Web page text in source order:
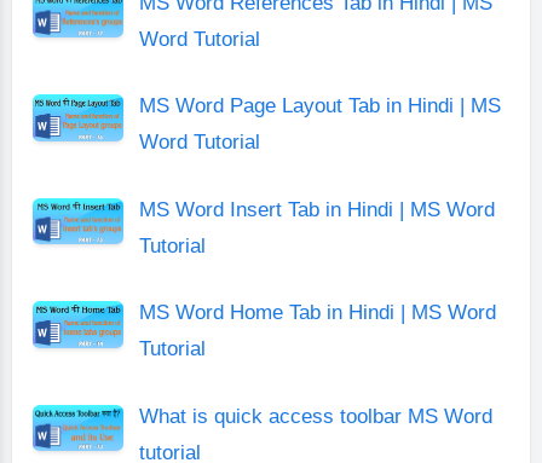
Word Tutorial
MS Word Page Layout Tab in Hindi | MS
Word Tutorial
MS Word Insert Tab in Hindi | MS Word
Tutorial
MS Word Home Tab in Hindi | MS Word
Tutorial
What is quick access toolbar MS Word
tutorial